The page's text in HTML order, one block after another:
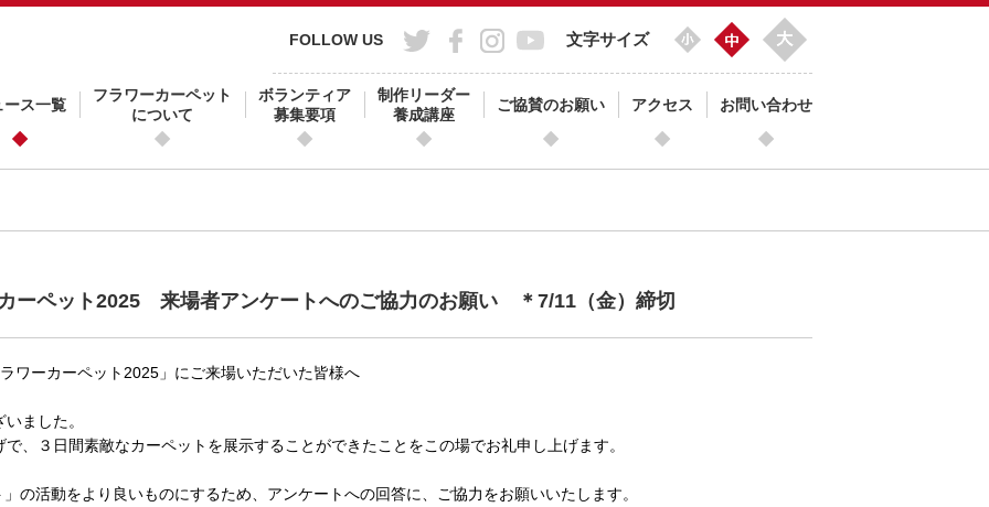
文字サイズ
FOLLOW US
ース一覧
フラワーカーペット
について
ボランティア
募集要項
制作リーダー
養成講座
ご協賛のお願い アクセス お問い合わせ
カーペット2025 来場者アンケートへのご協力のお願い ＊7/11（金）締切
ワーカーペット2025」にご来場いただいた皆様へ
ました。
、３日間素敵なカーペットを展示することができたことをこの場でお礼申し上げます。
の活動をより良いものにするため、アンケートへの回答に、ご協力をお願いいたします。